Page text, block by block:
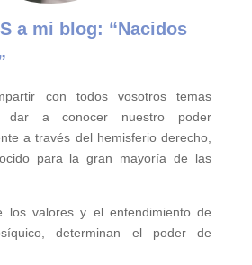
a mi blog: “Nacidos
con todos vosotros temas
dar a conocer nuestro poder
a través del hemisferio derecho,
para la gran mayoría de las
los valores y el entendimiento de
determinan el poder de